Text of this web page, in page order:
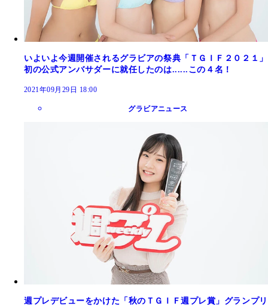
いよいよ今週開催されるグラビアの祭典「ＴＧＩＦ２０２１」
初の公式アンバサダーに就任したのは......この４名！
2021年09月29日 18:00
グラビアニュース
週プレデビューをかけた「秋のＴＧＩＦ週プレ賞」グランプリ